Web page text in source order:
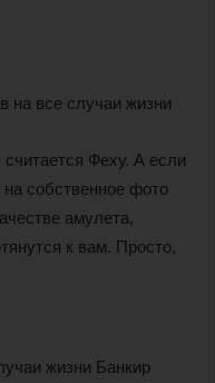
Феху. А если
на собственное фото
амулета,
к вам. Просто,